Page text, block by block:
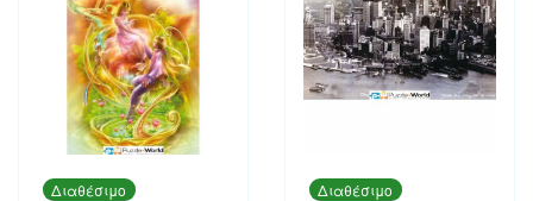
Διαθέσιμο Διαθέσιμο